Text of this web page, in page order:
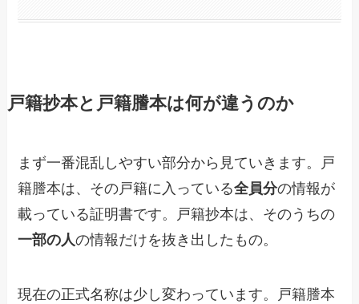
戸籍抄本と戸籍謄本は何が違うのか
まず一番混乱しやすい部分から見ていきます。戸
籍謄本は、その戸籍に入っている全員分の情報が
載っている証明書です。戸籍抄本は、そのうちの
一部の人の情報だけを抜き出したもの。
現在の正式名称は少し変わっています。戸籍謄本